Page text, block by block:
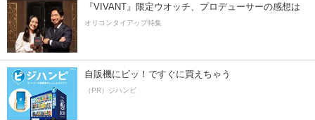
『VIVANT』限定ウオッチ、プロデューサーの感想は
オリコンタイアップ特集
自販機にピッ！ですぐに買えちゃう
（PR）ジハンピ